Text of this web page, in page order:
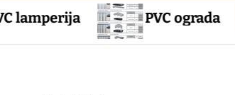
PVC ograda